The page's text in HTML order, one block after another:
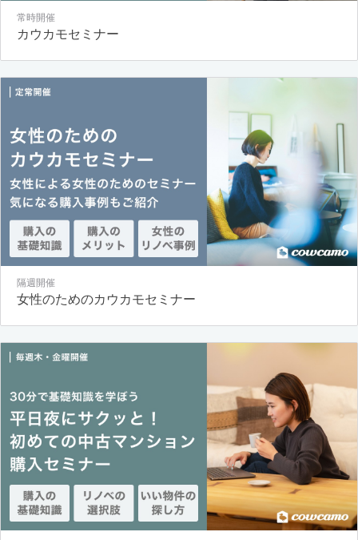
常時開催
カウカモセミナー
隔週開催
女性のためのカウカモセミナー